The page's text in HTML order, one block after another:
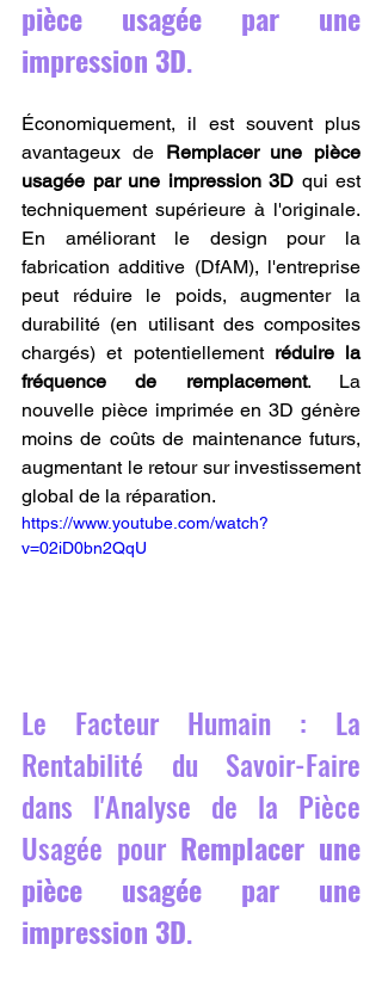
pièce usagée par une
impression 3D.
Économiquement, il est souvent plus
avantageux de Remplacer une pièce
usagée par une impression 3D qui est
techniquement supérieure à l'originale.
En améliorant le design pour la
fabrication additive (DfAM), l'entreprise
peut réduire le poids, augmenter la
durabilité (en utilisant des composites
chargés) et potentiellement réduire la
fréquence de remplacement. La
nouvelle pièce imprimée en 3D génère
moins de coûts de maintenance futurs,
augmentant le retour sur investissement
global de la réparation.
https://www.youtube.com/watch?
v=02iD0bn2QqU
Le Facteur Humain : La
Rentabilité du Savoir-Faire
dans l'Analyse de la Pièce
Usagée pour Remplacer une
pièce usagée par une
impression 3D.